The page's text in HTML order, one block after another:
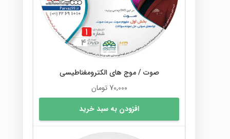
صوت / موج های الکترومغناطیسی
70,000 تومان
افزودن به سبد خرید